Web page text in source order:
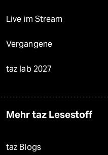
Live im Stream
Vergangene
taz lab 2027
Mehr taz Lesestoff
taz Blogs